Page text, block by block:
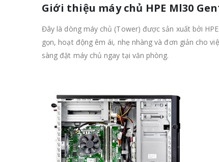
Giới thiệu máy chủ HPE Ml30
Đây là dòng máy chủ (Tower) được sản xuất bởi HPE.
gọn, hoạt động êm ái, nhẹ nhàng và đơn giản cho
sàng đặt máy chủ ngay tại văn phòng.